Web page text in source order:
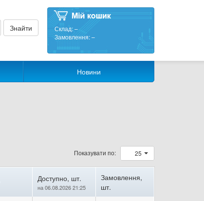
Склад:–
Замовлення:–
Новини
Показувати по: 25
Доступно, шт.
на 06.08.2026 21:25
Замовлення,
шт.